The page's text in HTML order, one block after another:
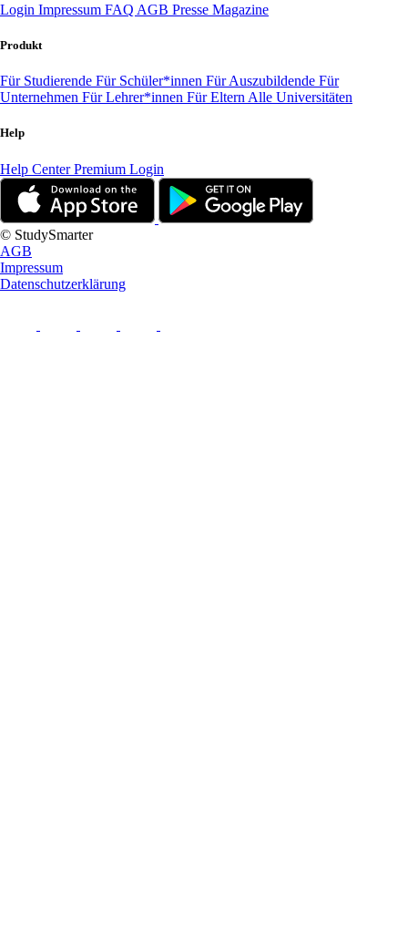
Login Impressum FAQ AGB Presse Magazine
Produkt
Für Studierende Für Schüler*innen Für Auszubildende Für
Unternehmen Für Lehrer*innen Für Eltern Alle Universitäten
Help
Help CenterPremium Login
© StudySmarter
AGB
Impressum
Datenschutzerklärung